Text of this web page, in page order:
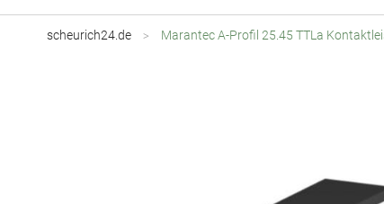
scheurich24.de Marantec A-Profil 25.45 TTLa